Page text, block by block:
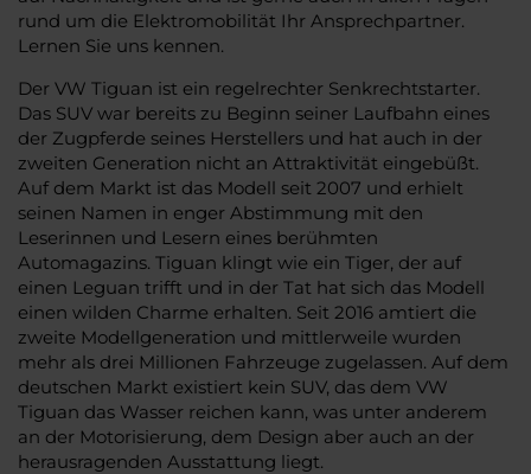
rund um die Elektromobilität Ihr Ansprechpartner.
Lernen Sie uns kennen.
Der VW Tiguan ist ein regelrechter Senkrechtstarter.
Das SUV war bereits zu Beginn seiner Laufbahn eines
der Zugpferde seines Herstellers und hat auch in der
zweiten Generation nicht an Attraktivität eingebüßt.
Auf dem Markt ist das Modell seit 2007 und erhielt
seinen Namen in enger Abstimmung mit den
Leserinnen und Lesern eines berühmten
Automagazins. Tiguan klingt wie ein Tiger, der auf
einen Leguan trifft und in der Tat hat sich das Modell
einen wilden Charme erhalten. Seit 2016 amtiert die
zweite Modellgeneration und mittlerweile wurden
mehr als drei Millionen Fahrzeuge zugelassen. Auf dem
deutschen Markt existiert kein SUV, das dem VW
Tiguan das Wasser reichen kann, was unter anderem
an der Motorisierung, dem Design aber auch an der
herausragenden Ausstattung liegt.